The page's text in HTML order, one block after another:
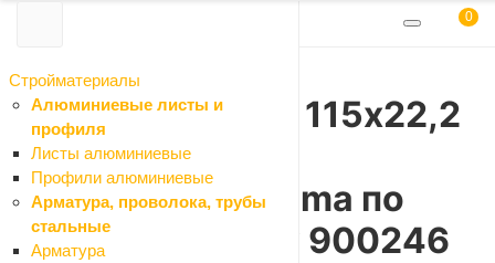
Стройматериалы
Алюминиевые листы и
профиля
Листы алюминиевые
Профили алюминиевые
Арматура, проволока, трубы
стальные
Арматура
0
Диск алмазный 115х22,2
сегмент 1,9мм
METALLICA Optima по
бетону,кирпичу 900246